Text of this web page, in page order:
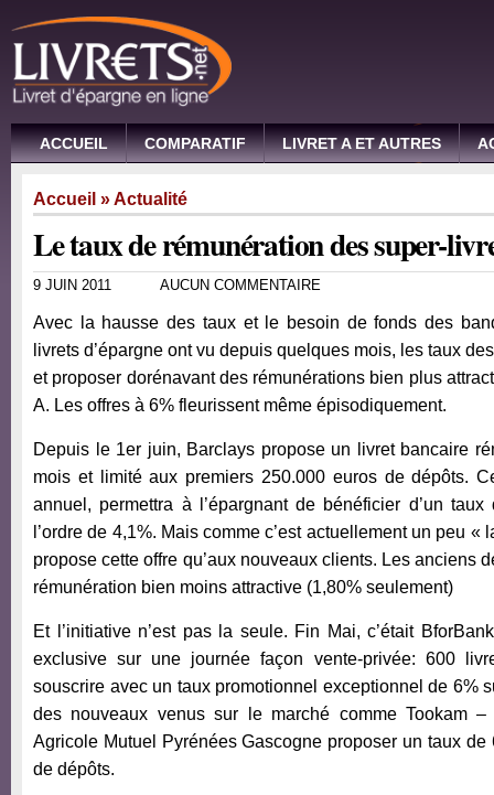
ACCUEIL COMPARATIF LIVRET A ET AUTRES
Accueil »Actualité
Le taux de rémunération des super-
9 JUIN 2011 AUCUN COMMENTAIRE
Avec la hausse des taux et le besoin de fonds des
livrets d’épargne ont vu depuis quelques mois, les taux
et proposer dorénavant des rémunérations bien plus
A. Les offres à 6% fleurissent même épisodiquement.
Depuis le 1er juin, Barclays propose un livret bancaire
mois et limité aux premiers 250.000 euros de dépôts.
annuel, permettra à l’épargnant de bénéficier d’un
l’ordre de 4,1%. Mais comme c’est actuellement un peu «
propose cette offre qu’aux nouveaux clients. Les anciens
rémunération bien moins attractive (1,80% seulement)
Et l’initiative n’est pas la seule. Fin Mai, c’était
exclusive sur une journée façon vente-privée: 600
souscrire avec un taux promotionnel exceptionnel de 6%
des nouveaux venus sur le marché comme Tookam
Agricole Mutuel Pyrénées Gascogne proposer un taux de
de dépôts.